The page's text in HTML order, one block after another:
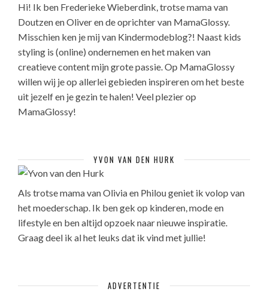
Hi! Ik ben Frederieke Wieberdink, trotse mama van
Doutzen en Oliver en de oprichter van MamaGlossy.
Misschien ken je mij van Kindermodeblog?! Naast kids
styling is (online) ondernemen en het maken van
creatieve content mijn grote passie. Op MamaGlossy
willen wij je op allerlei gebieden inspireren om het beste
uit jezelf en je gezin te halen! Veel plezier op
MamaGlossy!
YVON VAN DEN HURK
Als trotse mama van Olivia en Philou geniet ik volop van
het moederschap. Ik ben gek op kinderen, mode en
lifestyle en ben altijd opzoek naar nieuwe inspiratie.
Graag deel ik al het leuks dat ik vind met jullie!
ADVERTENTIE